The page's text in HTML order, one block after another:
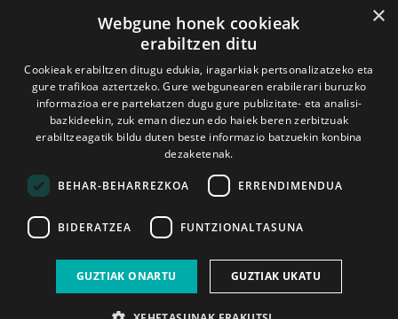
2026ko eka. 1a 2026ko mar. 1a
×
Webgune honek cookieak
erabiltzen ditu
Cookieak erabiltzen ditugu edukia, iragarkiak pertsonalizatzeko eta
gure trafikoa aztertzeko. Gure webgunearen erabilerari buruzko
informazioa ere partekatzen dugu gure publizitate- eta analisi-
bazkideekin, zuk eman diezun edo haiek beren zerbitzuak
erabiltzeagatik bildu duten beste informazio batzuekin konbina
dezaketenak.
BEHAR-BEHARREZKOA ERRENDIMENDUA
BIDERATZEA FUNTZIONALTASUNA
GUZTIAK ONARTU GUZTIAK UKATU